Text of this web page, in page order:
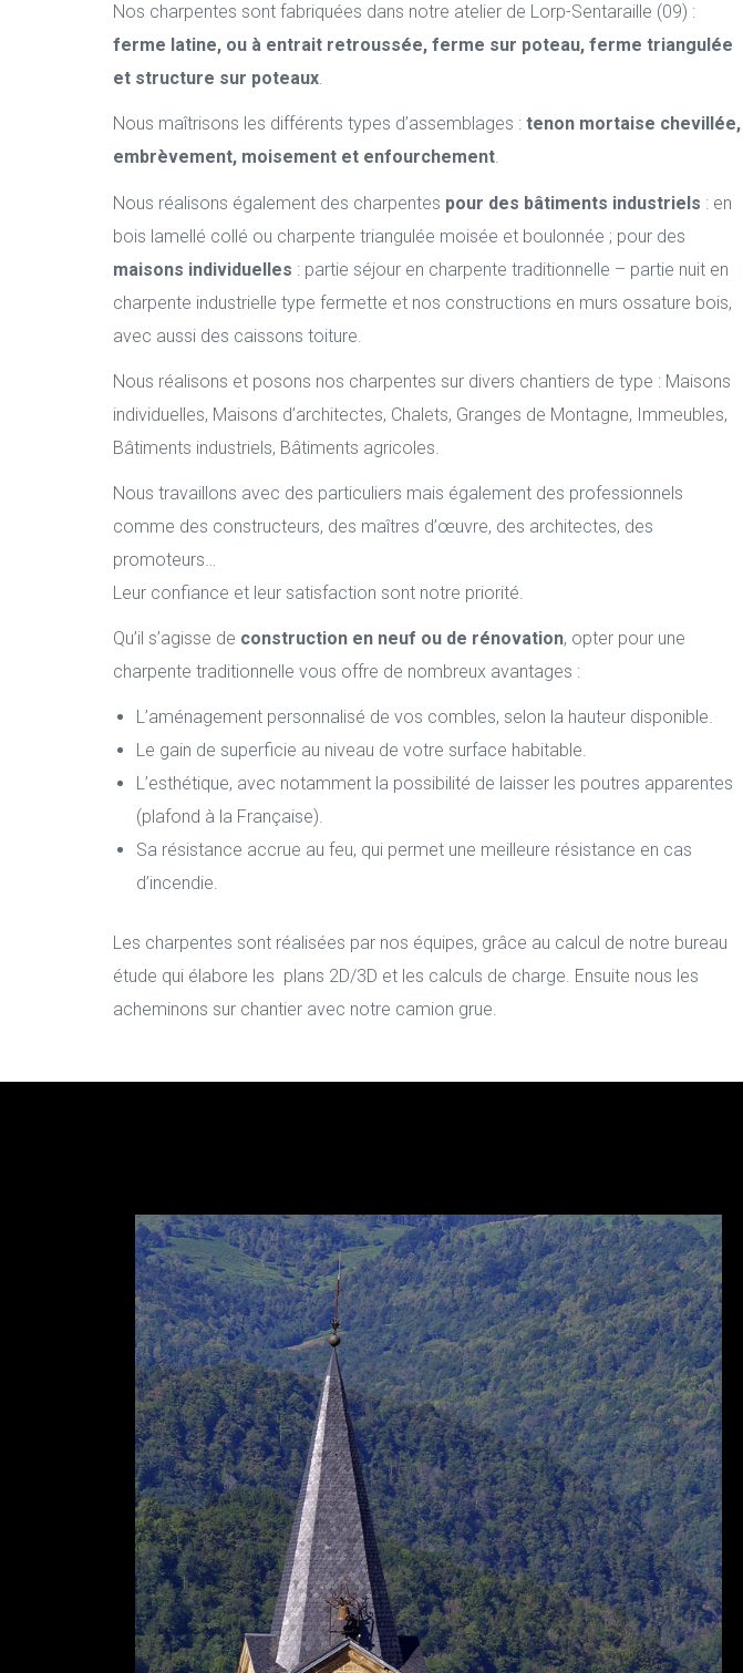
Nos charpentes sont fabriquées dans notre atelier de Lorp-Sentaraille (09) :
ferme latine, ou à entrait retroussée, ferme sur poteau, ferme triangulée
et structure sur poteaux.
Nous maîtrisons les différents types d’assemblages : tenon mortaise chevillée,
embrèvement, moisement et enfourchement.
Nous réalisons également des charpentes pour des bâtiments industriels : en
bois lamellé collé ou charpente triangulée moisée et boulonnée ; pour des
maisons individuelles : partie séjour en charpente traditionnelle – partie nuit en
charpente industrielle type fermette et nos constructions en murs ossature bois,
avec aussi des caissons toiture.
Nous réalisons et posons nos charpentes sur divers chantiers de type : Maisons
individuelles, Maisons d’architectes, Chalets, Granges de Montagne, Immeubles,
Bâtiments industriels, Bâtiments agricoles.
Nous travaillons avec des particuliers mais également des professionnels
comme des constructeurs, des maîtres d’œuvre, des architectes, des
promoteurs…
Leur confiance et leur satisfaction sont notre priorité.
Qu’il s’agisse de construction en neuf ou de rénovation, opter pour une
charpente traditionnelle vous offre de nombreux avantages :
L’aménagement personnalisé de vos combles, selon la hauteur disponible.
Le gain de superficie au niveau de votre surface habitable.
L’esthétique, avec notamment la possibilité de laisser les poutres apparentes
(plafond à la Française).
Sa résistance accrue au feu, qui permet une meilleure résistance en cas
d’incendie.
Les charpentes sont réalisées par nos équipes, grâce au calcul de notre bureau
étude qui élabore les plans 2D/3D et les calculs de charge. Ensuite nous les
acheminons sur chantier avec notre camion grue.